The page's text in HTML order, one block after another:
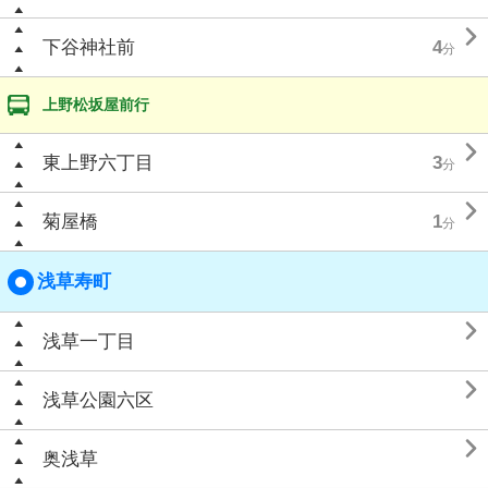
下谷神社前 4分 
上野松坂屋前行
東上野六丁目 3分 
菊屋橋 1分 
浅草寿町
浅草一丁目 
浅草公園六区 
奥浅草 